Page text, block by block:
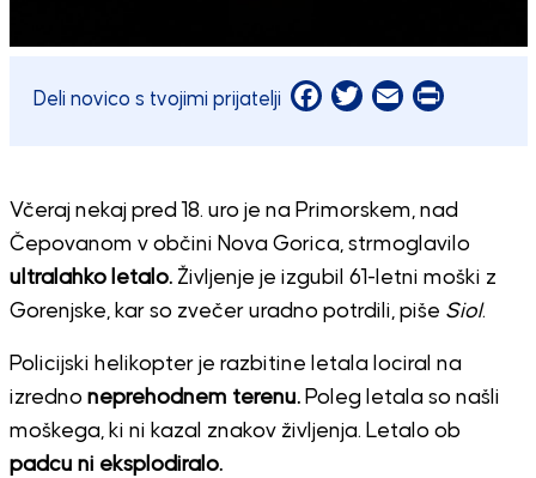
Deli novico s tvojimi prijatelji Facebook
Twitter
EmailPrint
Včeraj nekaj pred 18. uro je na Primorskem, nad
Čepovanom v občini Nova Gorica, strmoglavilo
ultralahko letalo.Življenje je izgubil 61-letni moški z
Gorenjske, kar so zvečer uradno potrdili, piše Siol.
Policijski helikopter je razbitine letala lociral na
izredno neprehodnem terenu.Poleg letala so našli
moškega, ki ni kazal znakov življenja. Letalo ob
padcu ni eksplodiralo.